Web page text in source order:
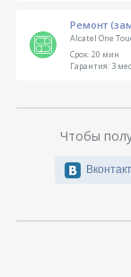
Ремонт
Alcatel One
Срок:20 мин
Гарантия:3
Чтобы